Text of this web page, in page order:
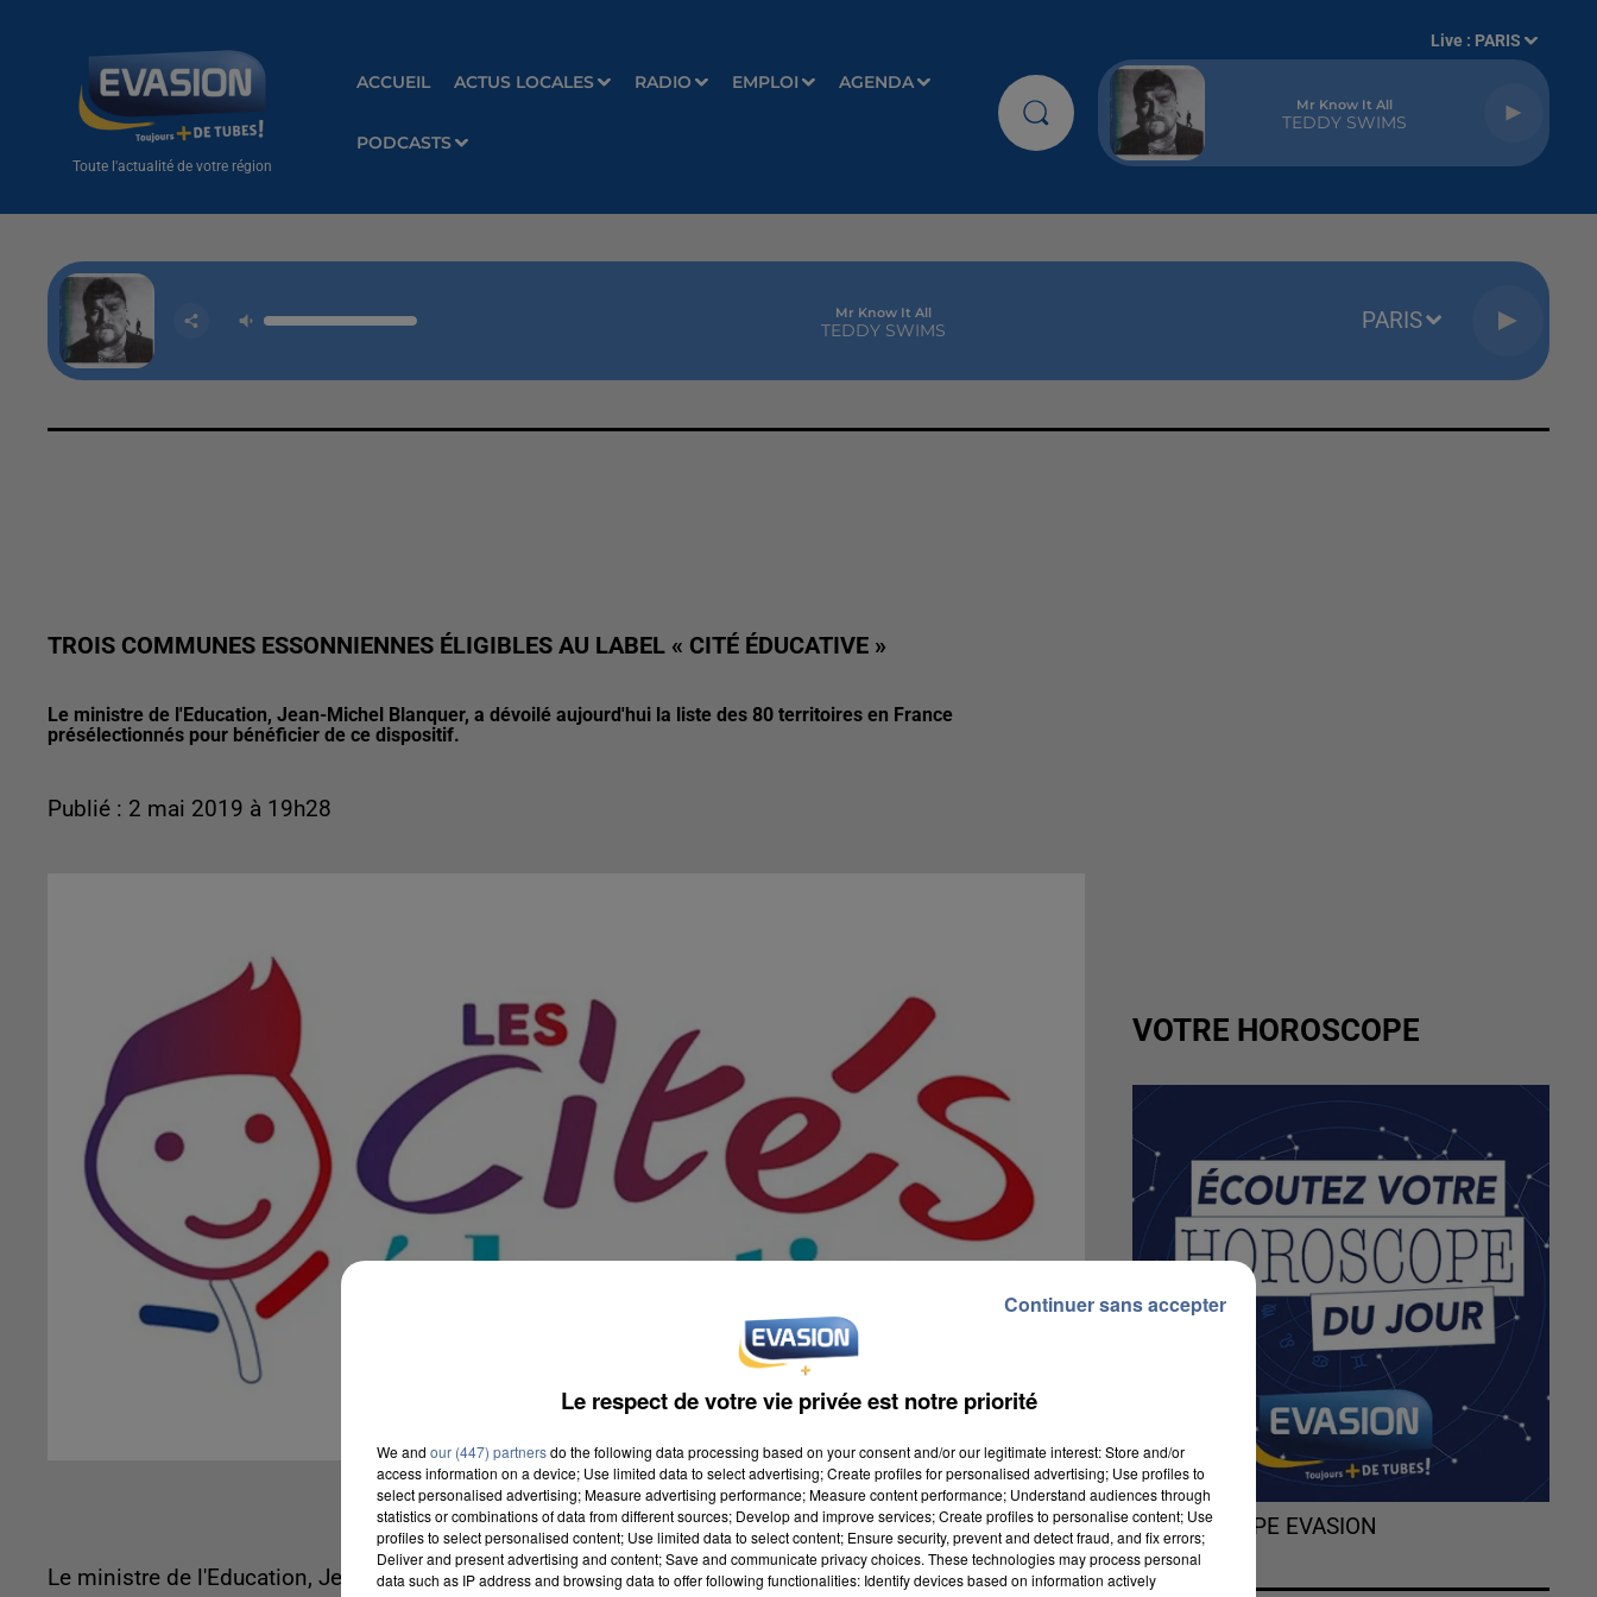
Toute l'actualité de votre région
ACCUEIL ACTUS LOCALES RADIO EMPLOI AGENDA
PODCASTS
Live : PARIS
Mr Know It All
TEDDY SWIMS
Mr Know It All
TEDDY SWIMS PARIS
TROIS COMMUNES ESSONNIENNES ÉLIGIBLES AU LABEL « CITÉ ÉDUCATIVE »
Le ministre de l'Education, Jean-Michel Blanquer, a dévoilé aujourd'hui la liste des 80 territoires en France
présélectionnés pour bénéficier de ce dispositif.
Publié : 2 mai 2019 à 19h28
Le ministre de l'Education, Jean-Michel Blanquer, a dévoilé aujourd'hui la liste des 80 territoires en
VOTRE HOROSCOPE
L'HOROSCOPE EVASION
Le respect de votre vie privée est notre priorité
We and our (447) partnersdo the following data processing based on your consent and/or our legitimate interest: Store and/or
access information on a device; Use limited data to select advertising; Create profiles for personalised advertising; Use profiles to
select personalised advertising; Measure advertising performance; Measure content performance; Understand audiences through
statistics or combinations of data from different sources; Develop and improve services; Create profiles to personalise content; Use
profiles to select personalised content; Use limited data to select content; Ensure security, prevent and detect fraud, and fix errors;
Deliver and present advertising and content; Save and communicate privacy choices. These technologies may process personal
data such as IP address and browsing data to offer following functionalities: Identify devices based on information actively
Continuer sans accepter